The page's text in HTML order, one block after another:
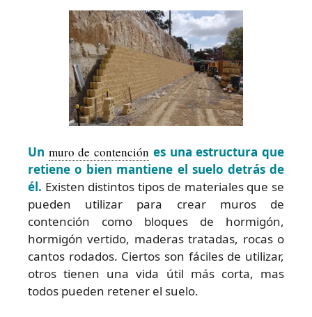
Un muro de contención es una estructura que
retiene o bien mantiene el suelo detrás de
él. Existen distintos tipos de materiales que se
pueden utilizar para crear muros de
contención como bloques de hormigón,
hormigón vertido, maderas tratadas, rocas o
cantos rodados. Ciertos son fáciles de utilizar,
otros tienen una vida útil más corta, mas
todos pueden retener el suelo.